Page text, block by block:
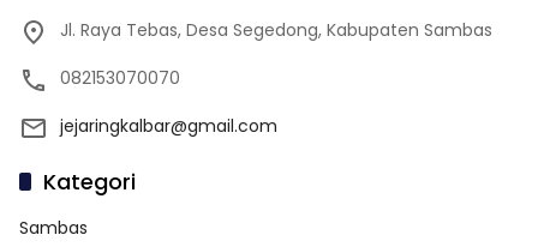
Jl. Raya Tebas, Desa Segedong, Kabupaten Sambas
082153070070
jejaringkalbar@gmail.com
Kategori
Sambas